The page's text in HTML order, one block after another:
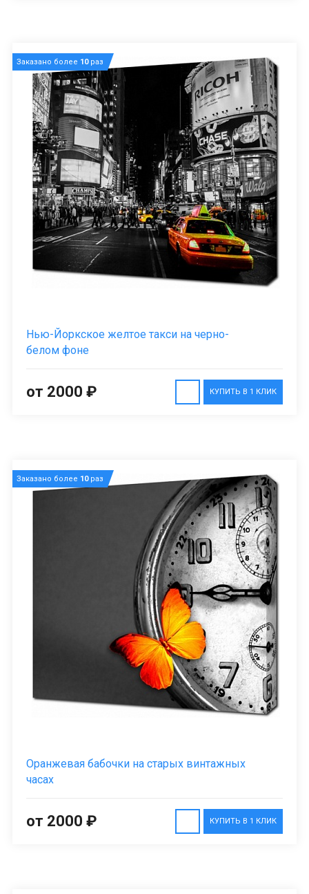
Заказано более 10раз
Нью-Йоркское желтое такси на черно-
белом фоне
КУПИТЬ В 1 КЛИК
от 2000 ₽
Заказано более 10раз
Оранжевая бабочки на старых винтажных
часах
КУПИТЬ В 1 КЛИК
от 2000 ₽